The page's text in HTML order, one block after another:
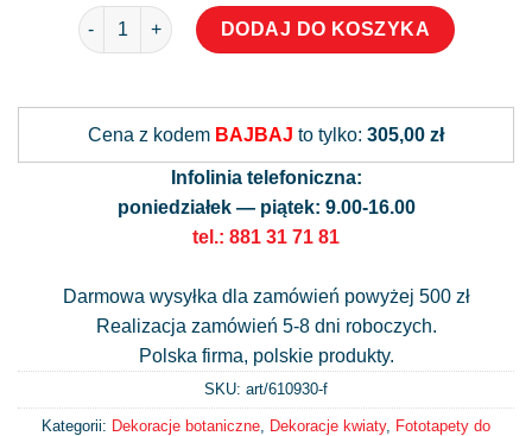
ilość Tropikalna fototapeta z motywem tukanów
DODAJ DO KOSZYKA
Cena z kodem BAJBAJ to tylko: 305,00 zł
Infolinia telefoniczna:
poniedziałek — piątek: 9.00-16.00
tel.: 881 31 71 81
Darmowa wysyłka dla zamówień powyżej 500 zł
Realizacja zamówień 5-8 dni roboczych.
Polska firma, polskie produkty.
SKU: art/610930-f
Kategorii: Dekoracje botaniczne Dekoracje kwiaty, Fototapety do